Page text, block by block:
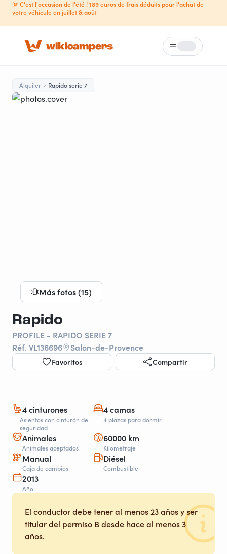
🌞 C'est l'occasion de l'été ! 189 euros de frais déduits pour l'achat de
votre véhicule en juillet & août
Loading...
Alquiler Rapido serie 7
Más fotos (15)
Rapido
PROFILE - RAPIDO SERIE 7
Réf. VL136696
Salon-de-Provence
Favoritos Compartir
4 cinturones
Asientos con cinturón de
seguridad
4 camas
4 plazas para dormir
Animales
Animales aceptados
60000 km
Kilometraje
Manual
Caja de cambios
Diésel
Combustible
2013
Año
El conductor debe tener al menos 23 años y ser
titular del permiso B desde hace al menos 3
años.